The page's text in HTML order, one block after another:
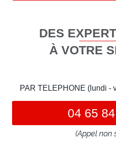
DES
À VOTRE
PAR TELEPHONE (lundi -
04 65
(Appel non